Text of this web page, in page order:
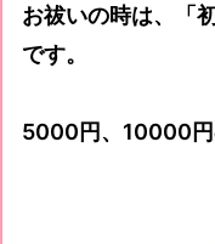
お祓いの時は、「
です。
5000円、10000円